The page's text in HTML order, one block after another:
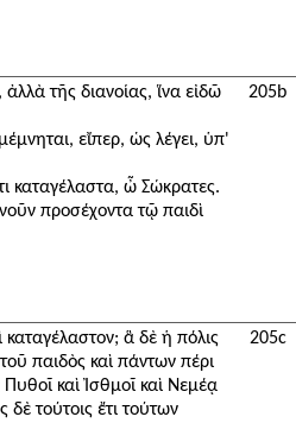
ἀλλὰ τῆς διανοίας, ἵνα εἰδῶ
εἴπερ, ὡς λέγει, ὑπ'
καταγέλαστα, ὦ Σώκρατες.
προσέχοντα τῷ παιδὶ
καταγέλαστον; ἃ δὲ ἡ πόλις
παιδὸς καὶ πάντων πέρι
καὶ Ἰσθμοῖ καὶ Νεμέᾳ
δὲ τούτοις ἔτι τούτων
205b
205c